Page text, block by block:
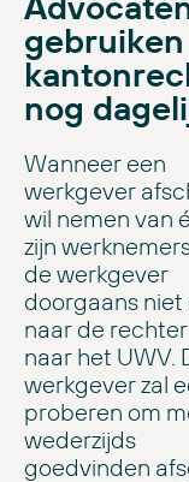
nog
Wanneer een
werkgever
wil nemen van
zijn
de werkgever
doorgaans
naar de
naar het UWV.
werkgever zal
proberen om
wederzijds
goedvinden